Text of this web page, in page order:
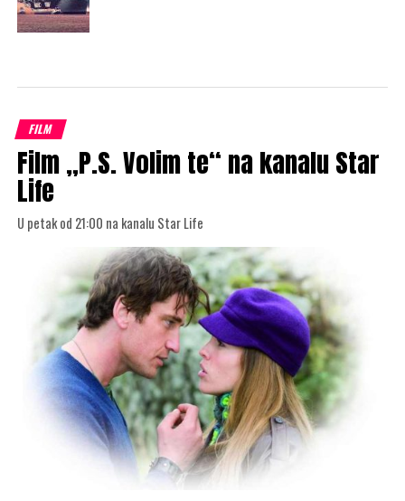
FILM
Film „P.S. Volim te“ na kanalu Star
Life
U petak od 21:00 na kanalu Star Life